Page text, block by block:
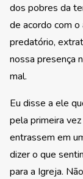
dos pobres da
de acordo com
predatório,
nossa presença
mal.
Eu disse a ele
pela primeira
entrassem em
dizer o que
para a Igreja.